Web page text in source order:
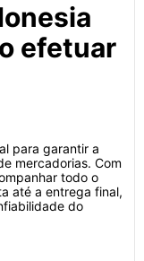
efetuar
para garantir a
mercadorias. Com
todo o
até a entrega final,
do